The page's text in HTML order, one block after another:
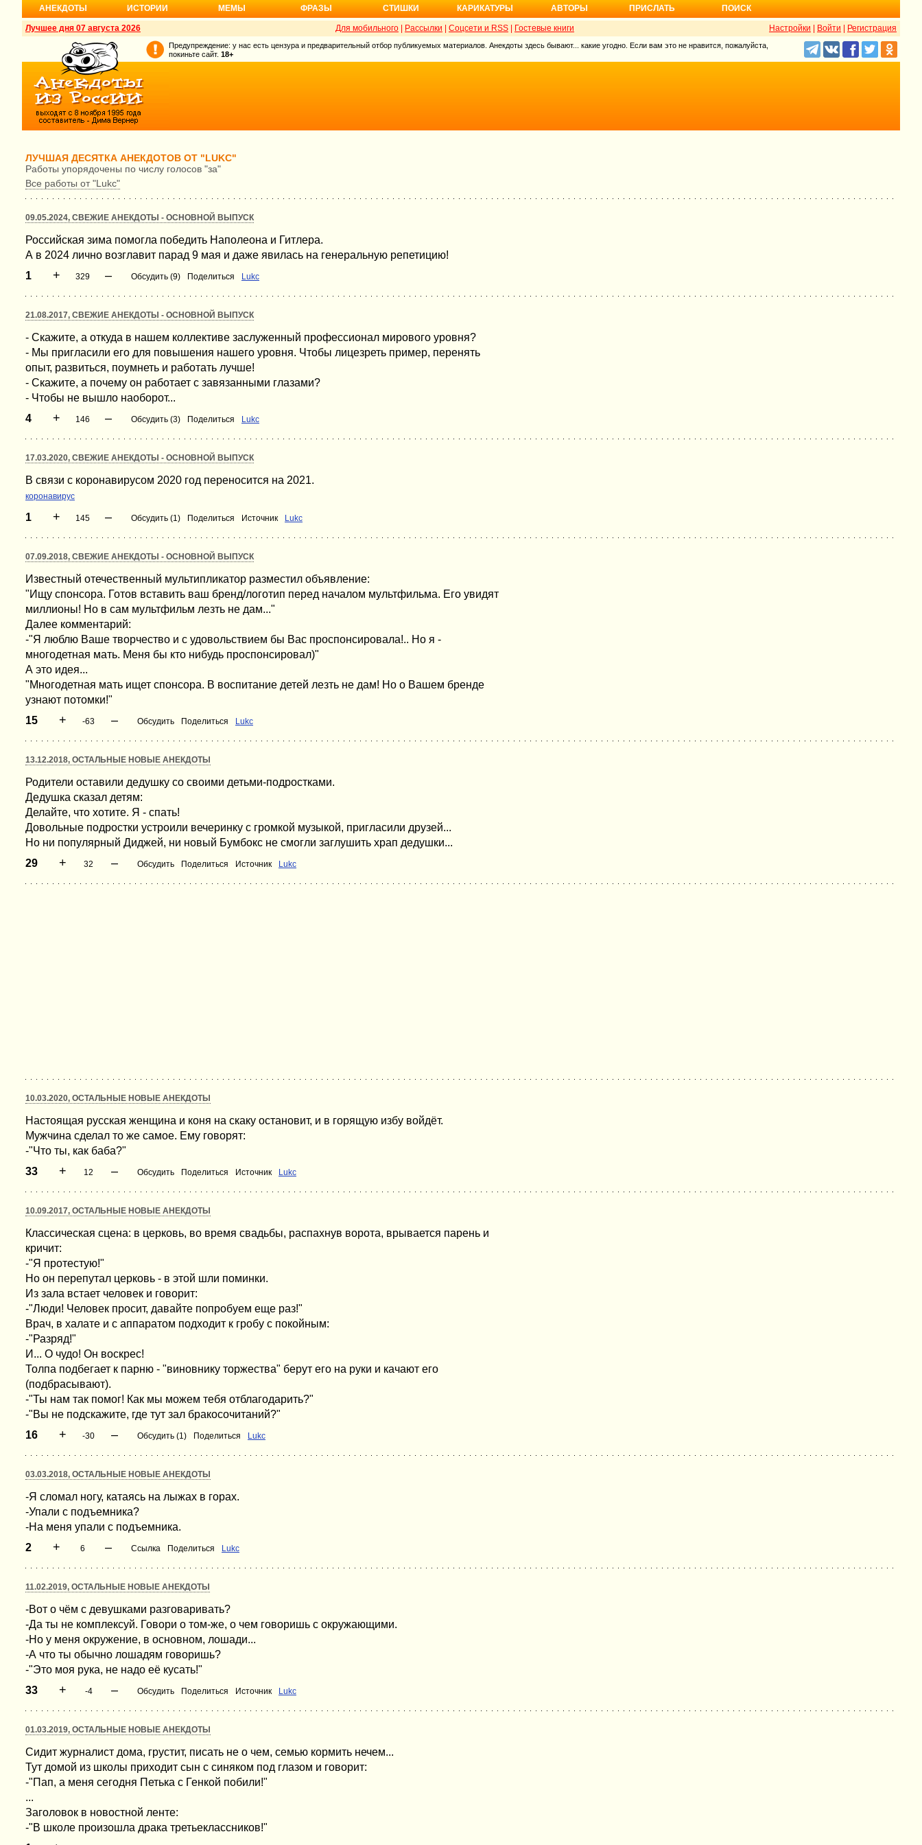
АНЕКДОТЫ ИСТОРИИ МЕМЫ ФРАЗЫ СТИШКИ КАРИКАТУРЫ АВТОРЫ ПРИСЛАТЬ ПОИСК
Лучшее дня 07 августа 2026 Настройки Войти Регистрация
Для мобильного Рассылки Соцсети и RSS Гостевые книги
Предупреждение: у нас есть цензура и предварительный отбор публикуемых материалов. Анекдоты здесь бывают... какие угодно. Если вам это не нравится, пожалуйста,
покиньте сайт. 18+
ЛУЧШАЯ ДЕСЯТКА АНЕКДОТОВ ОТ "LUKC"
Работы упорядочены по числу голосов "за"
Все работы от "Lukc"
09.05.2024, СВЕЖИЕ АНЕКДОТЫ - ОСНОВНОЙ ВЫПУСК
Российская зима помогла победить Наполеона и Гитлера.
А в 2024 лично возглавит парад 9 мая и даже явилась на генеральную репетицию!
1
+ 329 – Обсудить (9) Поделиться Lukc
21.08.2017, СВЕЖИЕ АНЕКДОТЫ - ОСНОВНОЙ ВЫПУСК
- Скажите, а откуда в нашем коллективе заслуженный профессионал мирового уровня?
- Мы пригласили его для повышения нашего уровня. Чтобы лицезреть пример, перенять
опыт, развиться, поумнеть и работать лучше!
- Скажите, а почему он работает с завязанными глазами?
- Чтобы не вышло наоборот...
4
+ 146 – Обсудить (3) Поделиться Lukc
17.03.2020, СВЕЖИЕ АНЕКДОТЫ - ОСНОВНОЙ ВЫПУСК
В связи с коронавирусом 2020 год переносится на 2021.
коронавирус
1 + 145 – Обсудить (1) Поделиться Источник Lukc
07.09.2018, СВЕЖИЕ АНЕКДОТЫ - ОСНОВНОЙ ВЫПУСК
Известный отечественный мультипликатор разместил объявление:
"Ищу спонсора. Готов вставить ваш бренд/логотип перед началом мультфильма. Его увидят
миллионы! Но в сам мультфильм лезть не дам..."
Далее комментарий:
-"Я люблю Ваше творчество и с удовольствием бы Вас проспонсировала!.. Но я -
многодетная мать. Меня бы кто нибудь проспонсировал)"
А это идея...
"Многодетная мать ищет спонсора. В воспитание детей лезть не дам! Но о Вашем бренде
узнают потомки!"
15
+ -63 – Обсудить Поделиться Lukc
13.12.2018, ОСТАЛЬНЫЕ НОВЫЕ АНЕКДОТЫ
Родители оставили дедушку со своими детьми-подростками.
Дедушка сказал детям:
Делайте, что хотите. Я - спать!
Довольные подростки устроили вечеринку с громкой музыкой, пригласили друзей...
Но ни популярный Диджей, ни новый Бумбокс не смогли заглушить храп дедушки...
29
+ 32 – Обсудить Поделиться Источник Lukc
10.03.2020, ОСТАЛЬНЫЕ НОВЫЕ АНЕКДОТЫ
Настоящая русская женщина и коня на скаку остановит, и в горящую избу войдёт.
Мужчина сделал то же самое. Ему говорят:
-"Что ты, как баба?"
33
+ 12 – Обсудить Поделиться Источник Lukc
10.09.2017, ОСТАЛЬНЫЕ НОВЫЕ АНЕКДОТЫ
Классическая сцена: в церковь, во время свадьбы, распахнув ворота, врывается парень и
кричит:
-"Я протестую!"
Но он перепутал церковь - в этой шли поминки.
Из зала встает человек и говорит:
-"Люди! Человек просит, давайте попробуем еще раз!"
Врач, в халате и с аппаратом подходит к гробу с покойным:
-"Разряд!"
И... О чудо! Он воскрес!
Толпа подбегает к парню - "виновнику торжества" берут его на руки и качают его
(подбрасывают).
-"Ты нам так помог! Как мы можем тебя отблагодарить?"
-"Вы не подскажите, где тут зал бракосочитаний?"
16
+ -30 – Обсудить (1) Поделиться Lukc
03.03.2018, ОСТАЛЬНЫЕ НОВЫЕ АНЕКДОТЫ
-Я сломал ногу, катаясь на лыжах в горах.
-Упали с подъемника?
-На меня упали с подъемника.
2
+ 6 – Ссылка Поделиться Lukc
11.02.2019, ОСТАЛЬНЫЕ НОВЫЕ АНЕКДОТЫ
-Вот о чём с девушками разговаривать?
-Да ты не комплексуй. Говори о том-же, о чем говоришь с окружающими.
-Но у меня окружение, в основном, лошади...
-А что ты обычно лошадям говоришь?
-"Это моя рука, не надо её кусать!"
33
+ -4 – Обсудить Поделиться Источник Lukc
01.03.2019, ОСТАЛЬНЫЕ НОВЫЕ АНЕКДОТЫ
Сидит журналист дома, грустит, писать не о чем, семью кормить нечем...
Тут домой из школы приходит сын с синяком под глазом и говорит:
-"Пап, а меня сегодня Петька с Генкой побили!"
...
Заголовок в новостной ленте:
-"В школе произошла драка третьеклассников!"